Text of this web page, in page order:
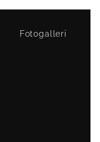
Fotogalleri